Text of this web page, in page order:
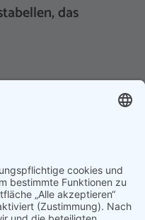
das
für Sie
enthalten Affiliate
erhalten wir
ein Kauf zustande
nichts.